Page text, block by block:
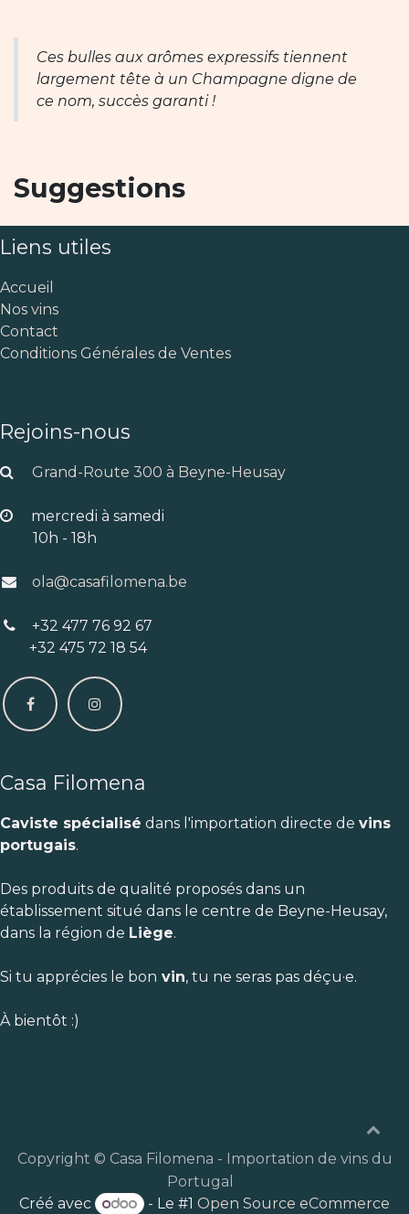
Ces bulles aux arômes expressifs tiennent
largement tête à un Champagne digne de
ce nom, succès garanti !
Suggestions
Liens utiles
Accueil
Nos vins
Contact
Conditions Générales de Ventes
Rejoins-nous
Grand-Route 300 à Beyne-Heusay
mercredi à samedi
10h - 18h
ola@casafilomena.be
+32 477 76 92 67
+32 475 72 18 54
Casa Filomena
Caviste spécialisé dans l'importation directe de vins
portugais.
Des produits de qualité proposés dans un
établissement situé dans le centre de Beyne-Heusay,
dans la région de Liège.
Si tu apprécies le bon vin, tu ne seras pas déçu·e.
À bientôt :)
Copyright © Casa Filomena - Importation de vins du
Portugal
Créé avec
- Le #1Open Source eCommerce